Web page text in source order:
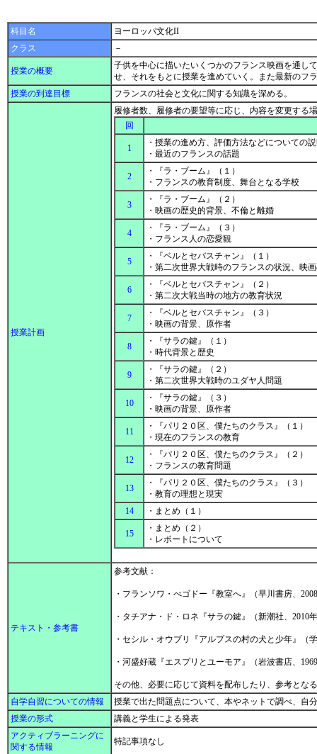
科目名
ヨーロッパ文化II
クラス
－
授業の概要
子供を中心に描いたいくつかのフランス映画を通し
せ、それをもとに授業を進めていく。また最新のフ
授業の到達目標
フランスの社会と文化に関する知識を深める。
授業計画
履修者数、履修者の要望等に応じ、内容を変更する
回
1
・授業の進め方、評価方法などについての
・最近のフランスの話題
2
・『ラ・ブーム』（１）
・フランスの教育制度、舞台となる学校
3
・『ラ・ブーム』（２）
・映画の歴史的背景、不倫と離婚
4
・『ラ・ブーム』（３）
・フランス人の恋愛観
5
・『ベルとセバスチャン』（１）
・第二次世界大戦時のフランスの状況、映
6
・『ベルとセバスチャン』（２）
・第二次大戦当時の地方の教育状況
7
・『ベルとセバスチャン』（３）
・映画の背景、原作者
8
・『サラの鍵』（１）
・時代背景と歴史
9
・『サラの鍵』（２）
・第二次世界大戦時のユダヤ人問題
10
・『サラの鍵』（３）
・映画の背景、原作者
11
・『パリ２０区、僕たちのクラス』（１）
・現在のフランスの教育
12
・『パリ２０区、僕たちのクラス』（２）
・フランスの教育問題
13
・『パリ２０区、僕たちのクラス』（３）
・教育の理想と現実
14
・まとめ（１）
15
・まとめ（２）
・レポートについて
テキスト・参考書
参考文献：
・フランソワ・べゴドー『教室へ』（早川書房、
・タチアナ・ド・ロネ『サラの鍵』（新潮社、2010
・セシル・オウブリ『アルプスの村の犬と少年』（
・河盛好蔵『エスプリとユーモア』（岩波書店、
その他、必要に応じて資料を配布したり、参考とな
自学自習についての情報
授業で出た問題点について、本やネットで調べ、自
授業の形式
講義と学生による発表
アクティブラーニングに
関する情報
特記事項なし